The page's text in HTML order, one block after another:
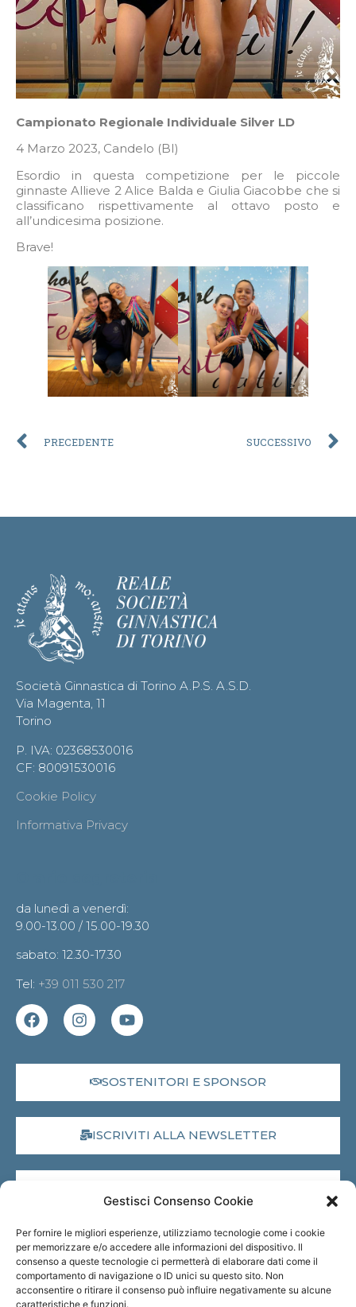
Gestisci Consenso Cookie
Per fornire le migliori esperienze, utilizziamo tecnologie come i cookie
per memorizzare e/o accedere alle informazioni del dispositivo. Il
consenso a queste tecnologie ci permetterà di elaborare dati come il
comportamento di navigazione o ID unici su questo sito. Non
acconsentire o ritirare il consenso può influire negativamente su alcune
caratteristiche e funzioni.
Campionato Regionale Individuale Silver LD
4 Marzo 2023, Candelo (BI)
Esordio in questa competizione per le piccole
ginnaste Allieve 2 Alice Balda e Giulia Giacobbe che si
classificano rispettivamente al ottavo posto e
all’undicesima posizione.
Brave!
PRECEDENTE SUCCESSIVO
Società Ginnastica di Torino A.P.S. A.S.D.
Via Magenta, 11
Torino
P. IVA: 02368530016
CF: 80091530016
Cookie Policy
Informativa Privacy
da lunedì a venerdì:
9.00-13.00 / 15.00-19.30
sabato: 12.30-17.30
Tel: +39 011 530 217
SOSTENITORI E SPONSOR
ISCRIVITI ALLA NEWSLETTER
MUSEO VIRTUALE
TRASPARENZA